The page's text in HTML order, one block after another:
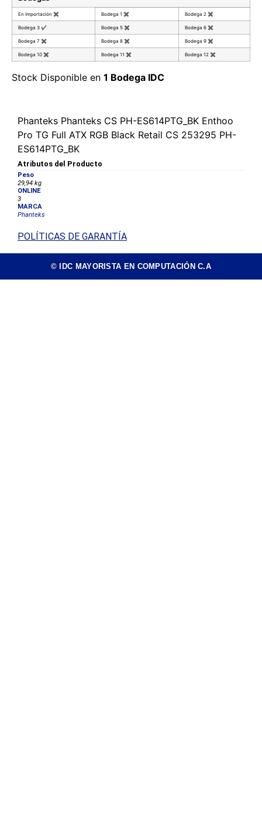
En Importación ✖ Bodega 1 ✖ Bodega 2 ✖
Bodega 3 ✔ Bodega 5 ✖ Bodega 6 ✖
Bodega 7 ✖ Bodega 8 ✖ Bodega 9 ✖
Bodega 10 ✖ Bodega 11 ✖ Bodega 12 ✖
Stock Disponible en 1 Bodega IDC
Phanteks Phanteks CS PH-ES614PTG_BK Enthoo
Pro TG Full ATX RGB Black Retail CS 253295 PH-
ES614PTG_BK
Atributos del Producto
Peso
29,94 kg
ONLINE
3
MARCA
Phanteks
POLÍTICAS DE GARANTÍA
© IDC MAYORISTA EN COMPUTACIÓN C.A